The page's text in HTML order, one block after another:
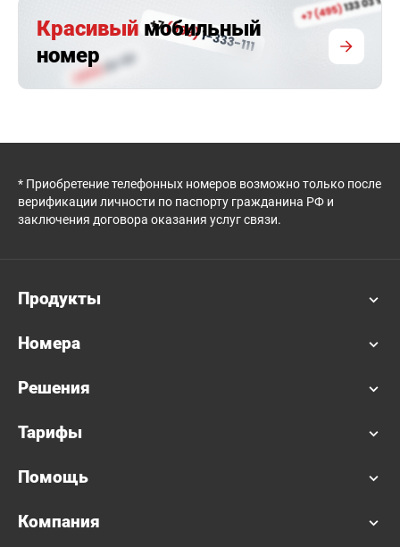
Красивый мобильный
номер
* Приобретение телефонных номеров возможно только после
верификации личности по паспорту гражданина РФ и
заключения договора оказания услуг связи.
Продукты
Номера
Решения
Тарифы
Помощь
Компания